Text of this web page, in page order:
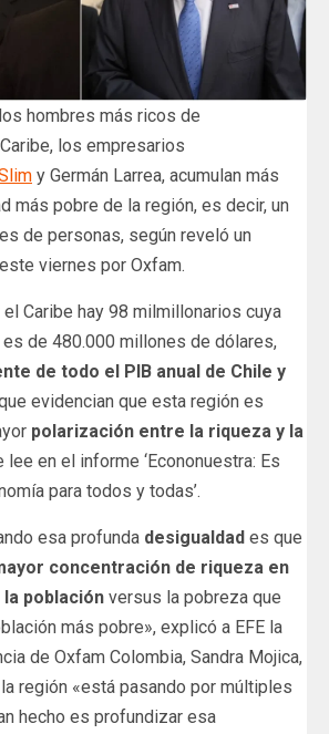
hombres más ricos de
los empresarios
y Germán Larrea, acumulan más
más pobre de la región, es decir, un
de personas, según reveló un
viernes por Oxfam.
el Caribe hay 98 milmillonarios cuya
de 480.000 millones de dólares,
de todo el PIB anual de Chile y
evidencian que esta región es
polarización entre la riqueza y la
lee en el informe ‘Econonuestra: Es
para todos y todas’.
esa profunda desigualdad es que
concentración de riqueza en
la población versus la pobreza que
más pobre», explicó a EFE la
de Oxfam Colombia, Sandra Mojica,
región «está pasando por múltiples
hecho es profundizar esa